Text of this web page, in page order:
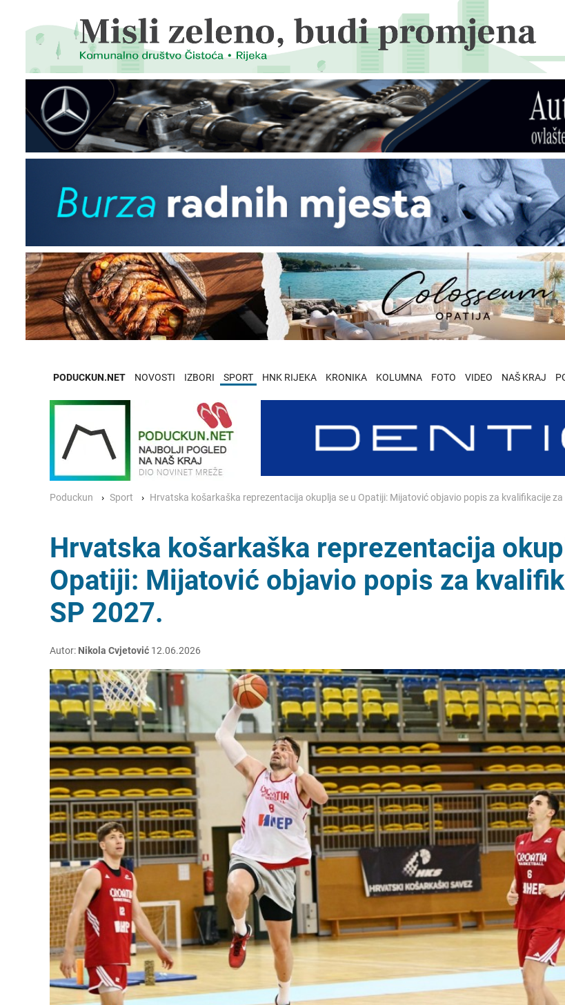
PODUCKUN.NET NOVOSTI IZBORI SPORT HNK RIJEKA KRONIKA KOLUMNA FOTO VIDEO NAŠ KRAJ
Poduckun Sport Hrvatska košarkaška reprezentacija okuplja se u Opatiji: Mijatović objavio popis za kvalifikacije za
Hrvatska košarkaška reprezentacija
Opatiji: Mijatović objavio popis za
SP 2027.
Autor: Nikola Cvjetović 12.06.2026